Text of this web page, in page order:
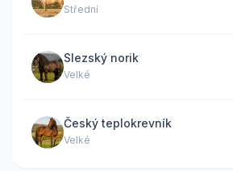
Střední
Slezský norik
Velké
Český teplokrevník
Velké